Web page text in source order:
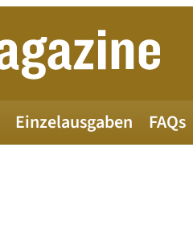
Einzelausgaben FAQs